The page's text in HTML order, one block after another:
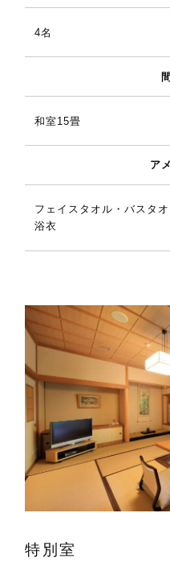
4名
和室15畳
ア
フェイスタオル・バスタ
浴衣
特別室